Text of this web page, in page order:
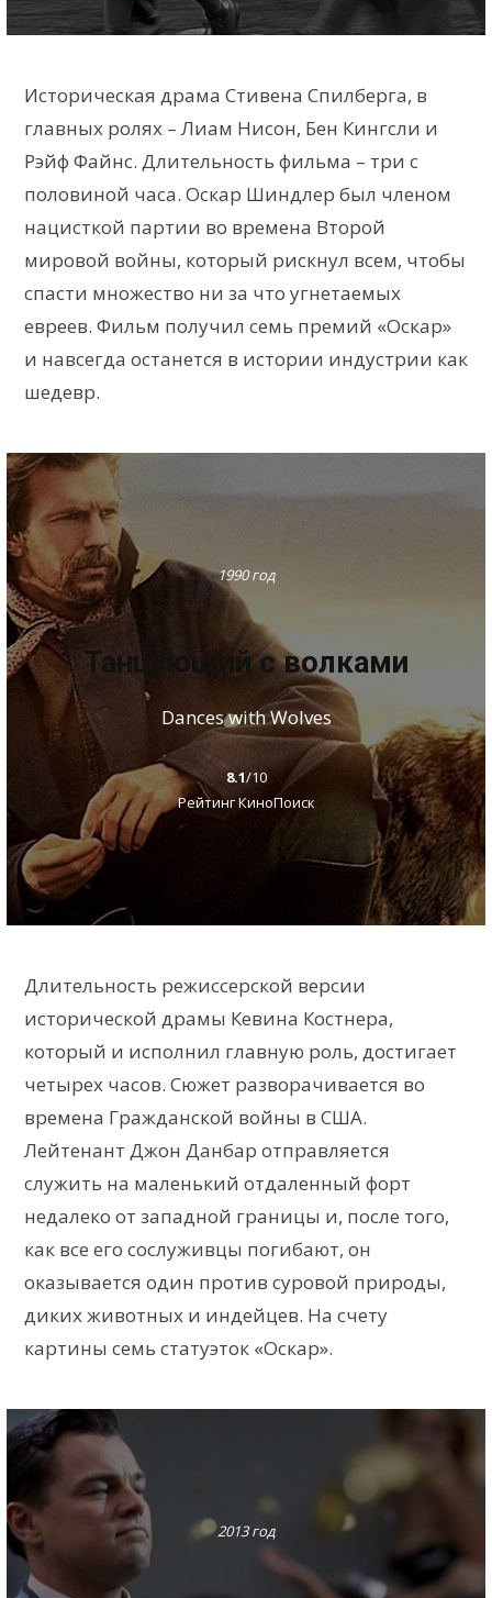
Историческая драма Стивена Спилберга, в
главных ролях – Лиам Нисон, Бен Кингсли и
Рэйф Файнс. Длительность фильма – три с
половиной часа. Оскар Шиндлер был членом
нацисткой партии во времена Второй
мировой войны, который рискнул всем, чтобы
спасти множество ни за что угнетаемых
евреев. Фильм получил семь премий «Оскар»
и навсегда останется в истории индустрии как
шедевр.
1990 год
Танцующий с волками
Dances with Wolves
8.1/10
Рейтинг КиноПоиск
Длительность режиссерской версии
исторической драмы Кевина Костнера,
который и исполнил главную роль, достигает
четырех часов. Сюжет разворачивается во
времена Гражданской войны в США.
Лейтенант Джон Данбар отправляется
служить на маленький отдаленный форт
недалеко от западной границы и, после того,
как все его сослуживцы погибают, он
оказывается один против суровой природы,
диких животных и индейцев. На счету
картины семь статуэток «Оскар».
2013 год